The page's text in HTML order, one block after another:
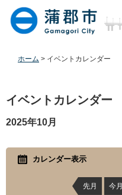
本
ホーム > イベントカレンダー
文
イベントカレンダー
2025年10月
カレンダー表示
先月 今月